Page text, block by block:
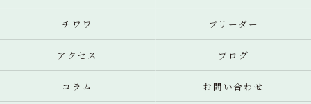
チワワ ブリーダー
アクセス ブログ
コラム お問い合わせ